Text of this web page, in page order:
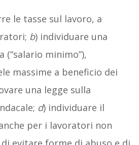
le tasse sul lavoro, a
b) individuare una
minimo”),
massime a beneficio dei
una legge sulla
d) individuare il
per i lavoratori non